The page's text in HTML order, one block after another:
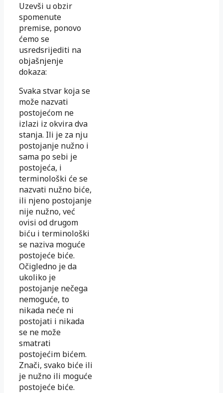
Uzevši u obzir
spomenute
premise, ponovo
ćemo se
usredsrijediti na
objašnjenje
dokaza:
Svaka stvar koja se
može nazvati
postojećom ne
izlazi iz okvira dva
stanja. Ili je za nju
postojanje nužno i
sama po sebi je
postojeća, i
terminološki će se
nazvati nužno biće,
ili njeno postojanje
nije nužno, već
ovisi od drugom
biću i terminološki
se naziva moguće
postojeće biće.
Očigledno je da
ukoliko je
postojanje nečega
nemoguće, to
nikada neće ni
postojati i nikada
se ne može
smatrati
postojećim bićem.
Znači, svako biće ili
je nužno ili moguće
postojeće biće.